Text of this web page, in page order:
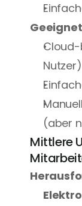
Nutzer)
(aber
Mittlere